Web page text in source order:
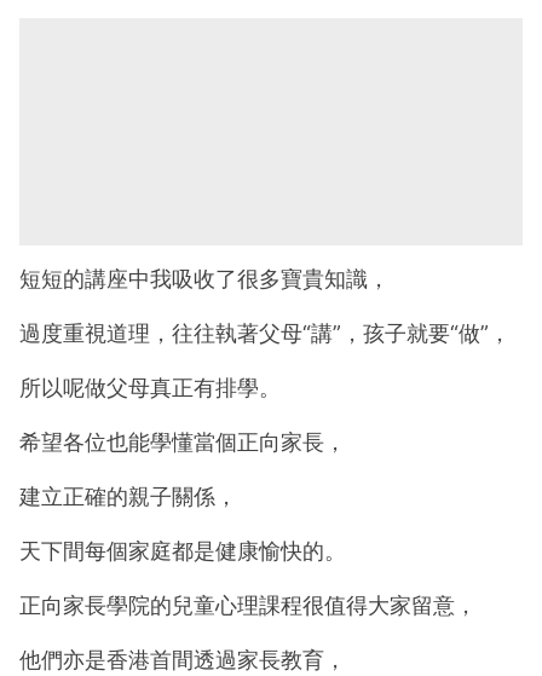
短短的講座中我吸收了很多寶貴知識，
過度重視道理，往往執著父母“講”，孩子就要“做”，
所以呢做父母真正有排學。
希望各位也能學懂當個正向家長，
建立正確的親子關係，
天下間每個家庭都是健康愉快的。
正向家長學院的兒童心理課程很值得大家留意，
他們亦是香港首間透過家長教育，